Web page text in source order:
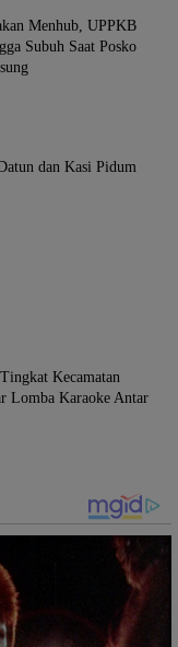
Menhub, UPPKB
Subuh Saat Posko
dan Kasi Pidum
Kecamatan
Lomba Karaoke Antar